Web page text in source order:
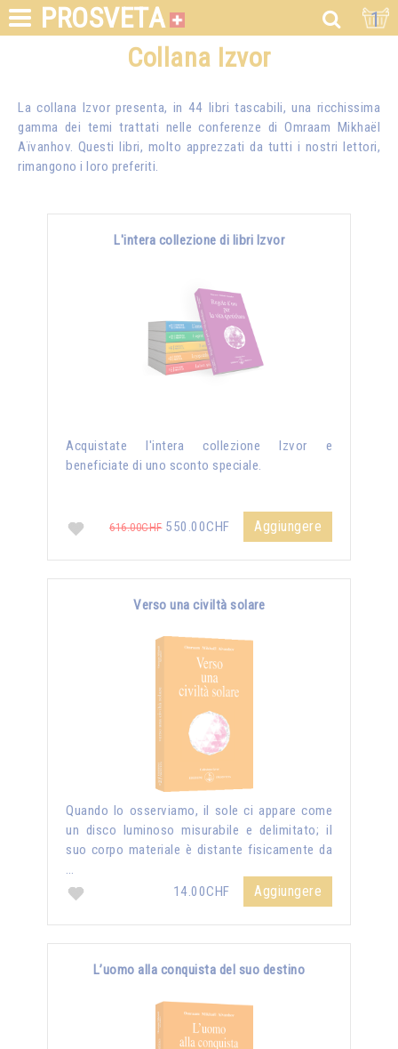
PROSVETA 1
Collana Izvor
La collana Izvor presenta, in 44 libri tascabili, una ricchissima
gamma dei temi trattati nelle conferenze diOmraam Mikhaël
Aïvanhov. Questi libri, molto apprezzati da tutti i nostri lettori,
rimangono i loro preferiti.
L'intera collezione di libri Izvor
Acquistate l'intera collezione Izvor e
beneficiate di uno sconto speciale.
616.00CHF550.00CHF Aggiungere
Verso una civiltà solare
Quando lo osserviamo, il sole ci appare come
un disco luminoso misurabile e delimitato; il
suo corpo materiale è distante fisicamente da
…
14.00CHF
Aggiungere
L’uomo alla conquista del suo destino